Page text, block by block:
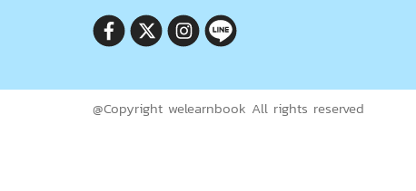
@Copyright welearnbook All rights reserved